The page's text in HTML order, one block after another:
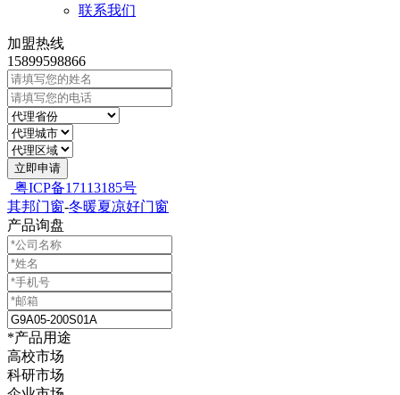
联系我们
加盟热线
15899598866
立即申请
粤ICP备17113185号
其邦门窗-冬暖夏凉好门窗
产品询盘
*产品用途
高校市场
科研市场